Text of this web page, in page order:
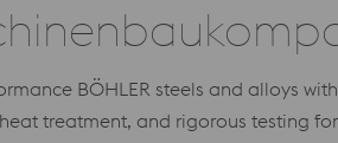
BÖHLER steels and alloys
treatment, and rigorous testing